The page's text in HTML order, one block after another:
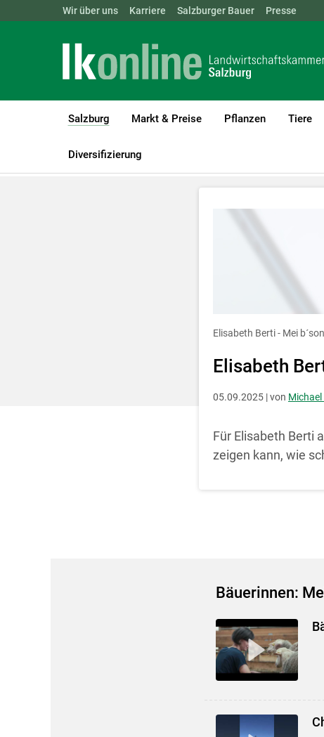
Landwirtschaftskammern: ÖSTERREICH BGLD KTN
Wir über uns Karriere Salzburger Bauer Presse
Salzburg
(current)1
Markt & Preise Pflanzen Tiere
Diversifizierung
LK Salzburg Salzburg
Zum Abspielen
Für weitere
Entscheidung für
Elisabeth Berti - Mei
Elisabeth
05.09.2025 | von
Für Elisabeth Berti
zeigen kann, wie
Bäuerinnen: